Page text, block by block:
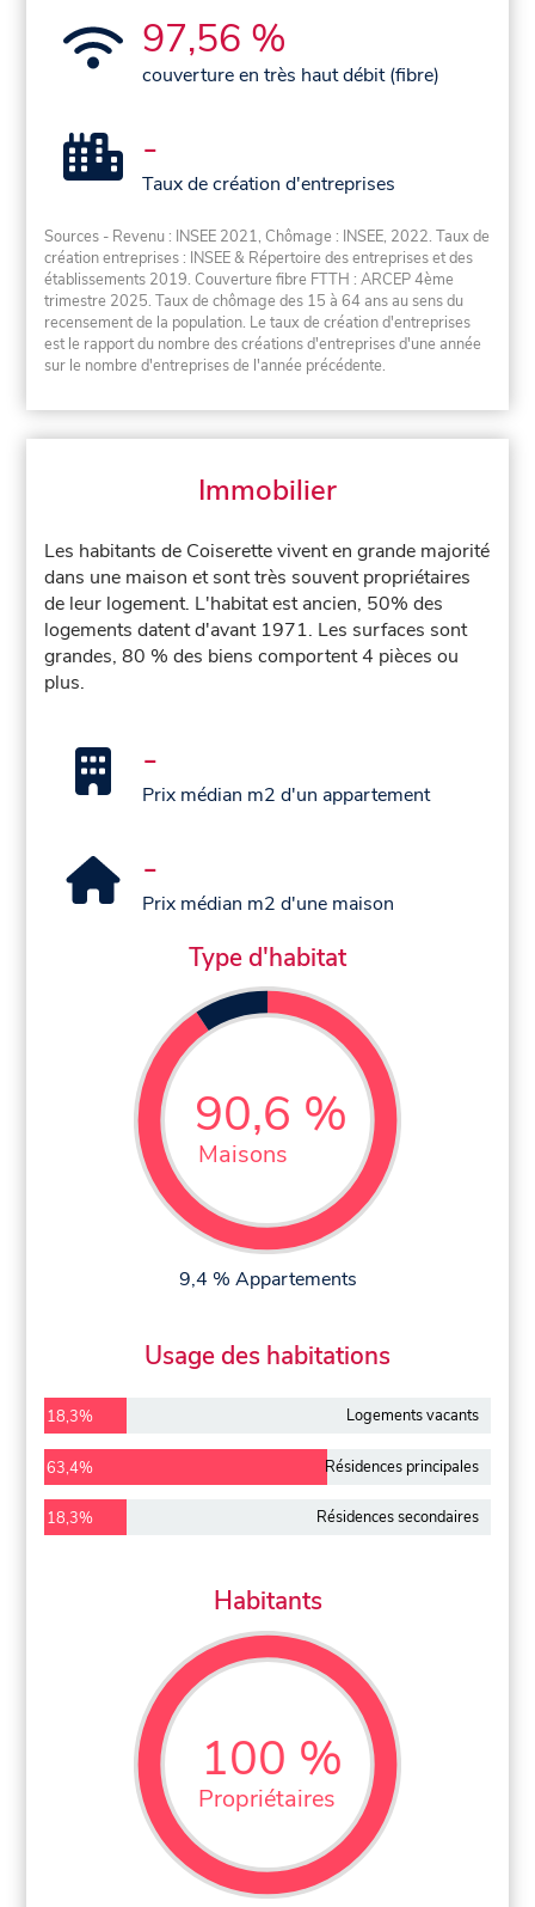
97,56 %
couverture en très haut débit (fibre)
-
Taux de création d'entreprises
Sources - Revenu : INSEE 2021, Chômage : INSEE, 2022. Taux de
création entreprises : INSEE & Répertoire des entreprises et des
établissements 2019. Couverture fibre FTTH : ARCEP 4ème
trimestre 2025. Taux de chômage des 15 à 64 ans au sens du
recensement de la population. Le taux de création d'entreprises
est le rapport du nombre des créations d'entreprises d'une année
sur le nombre d'entreprises de l'année précédente.
Immobilier
Les habitants de Coiserette vivent en grande majorité
dans une maison et sont très souvent propriétaires
de leur logement. L'habitat est ancien, 50% des
logements datent d'avant 1971. Les surfaces sont
grandes, 80 % des biens comportent 4 pièces ou
plus.
-
Prix médian m2 d'un appartement
-
Prix médian m2 d'une maison
Type d'habitat
90,6 %
Maisons
9,4 % Appartements
Usage des habitations
18,3% Logements vacants
63,4% Résidences principales
18,3% Résidences secondaires
Habitants
100 %
Propriétaires